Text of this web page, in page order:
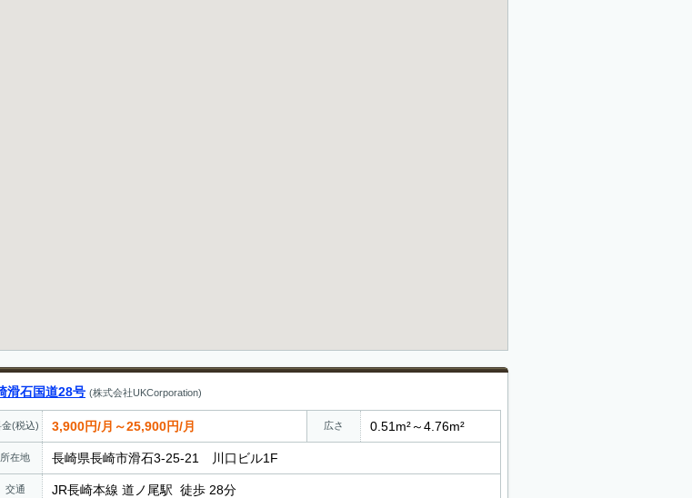
石国道28号 (株式会社UKCorporation)
金(税込) 3,900円/月～25,900円/月 広さ 0.51m²～4.76m²
所在地 長崎県長崎市滑石3-25-21 川口ビル1F
交通 JR長崎本線 道ノ尾駅 徒歩 28分